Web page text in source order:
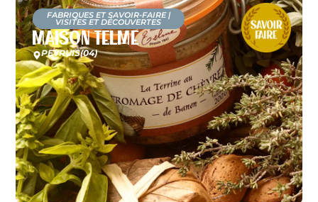
FABRIQUES ET SAVOIR-FAIRE|
VISITES ET DÉCOUVERTES
Maison Telme
PEYRUIS(04)